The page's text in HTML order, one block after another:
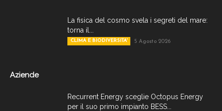
La fisica del cosmo svela i segreti del mare:
torna il...
CLIMA E BIODIVERSITA' 5 Agosto 2026
Aziende
Recurrent Energy sceglie Octopus Energy
per il suo primo impianto BESS...